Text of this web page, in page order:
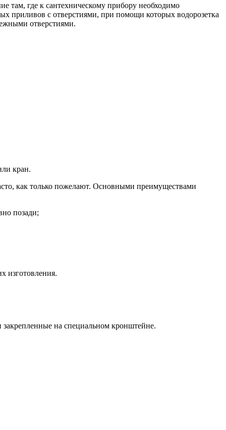
там, где к сантехническому прибору необходимо
приливов с отверстиями, при помощи которых водорозетка
отверстиями.
кран.
как только пожелают. Основными преимуществами
позади;
изготовления.
закрепленные на специальном кронштейне.